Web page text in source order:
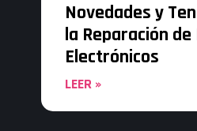
Novedades y
la Reparación
Electrónicos
LEER »